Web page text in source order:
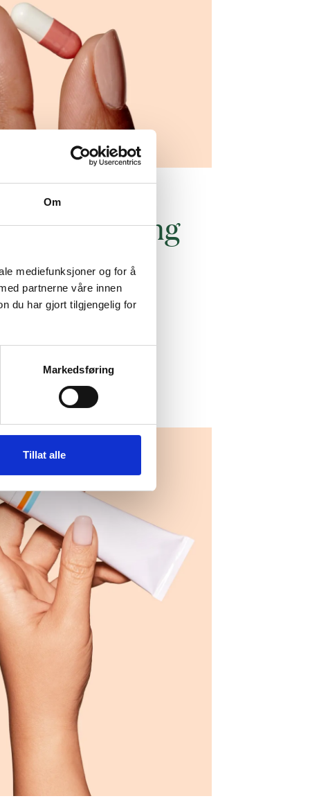
Om
mediefunksjoner og for å
partnerne våre innen
du har gjort tilgjengelig for
Markedsføring
Tillat alle
behandling